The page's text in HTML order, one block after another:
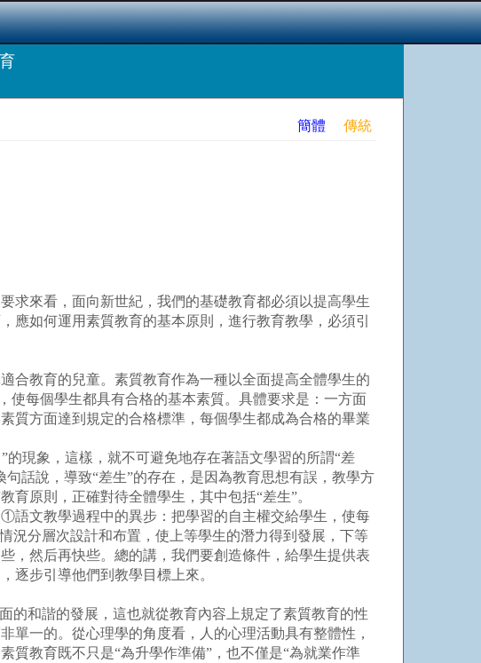
簡體 傳統
來看，面向新世紀，我們的基礎教育都必須以提高學生
如何運用素質教育的基本原則，進行教育教學，必須引
教育的兒童。素質教育作為一種以全面提高全體學生的
使每個學生都具有合格的基本素質。具體要求是：一方面
質方面達到規定的合格標準，每個學生都成為合格的畢業
現象，這樣，就不可避免地存在著語文學習的所謂“差
話說，導致“差生”的存在，是因為教育思想有誤，教學方
原則，正確對待全體學生，其中包括“差生”。
文教學過程中的異步：把學習的自主權交給學生，使每
況分層次設計和布置，使上等學生的潛力得到發展，下等
，然后再快些。總的講，我們要創造條件，給學生提供表
逐步引導他們到教學目標上來。
和諧的發展，這也就從教育內容上規定了素質教育的性
單一的。從心理學的角度看，人的心理活動具有整體性，
質教育既不只是“為升學作準備”，也不僅是“為就業作準